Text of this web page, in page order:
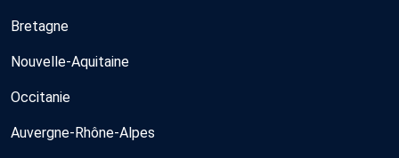
Bretagne
Nouvelle-Aquitaine
Occitanie
Auvergne-Rhône-Alpes